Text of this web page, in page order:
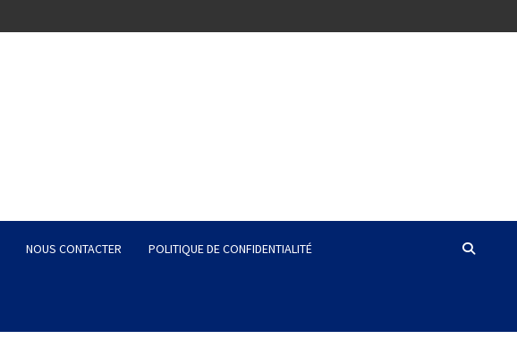
NOUS CONTACTER POLITIQUE DE CONFIDENTIALITÉ